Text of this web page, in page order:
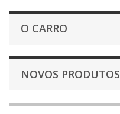
O CARRO
NOVOS PRODUTOS